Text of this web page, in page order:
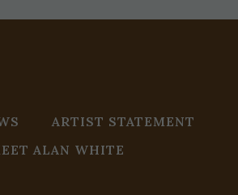
ARTIST STATEMENT
ALAN WHITE